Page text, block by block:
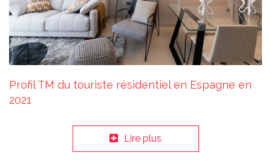
Profil TM du touriste résidentiel en Espagne en
2021
Lire plus